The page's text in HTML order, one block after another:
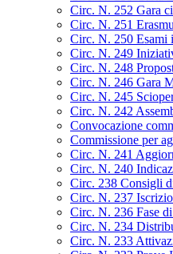
Circ. N. 252 Gara
Circ. N. 251
Circ. N. 250 Esami
Circ. N. 249
Circ. N. 248
Circ. N. 246 Gara
Circ. N. 245
Circ. N. 242
Convocazione
Commissione per
Circ. N. 241
Circ. N. 240
Circ. 238 Consigli
Circ. N. 237
Circ. N. 236 Fase
Circ. N. 234
Circ. N. 233